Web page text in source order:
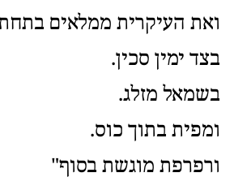
ואת העיקרית ממלאים
בצד ימין סכין.
בשמאל מזלג.
ומפית בתוך כוס.
ורפרפת מוגשת בסוף"